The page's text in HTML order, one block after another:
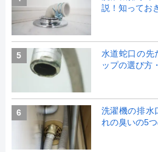
説！知ってお
5
水道蛇口の先
ップの選び方
6
洗濯機の排水
れの臭いの5